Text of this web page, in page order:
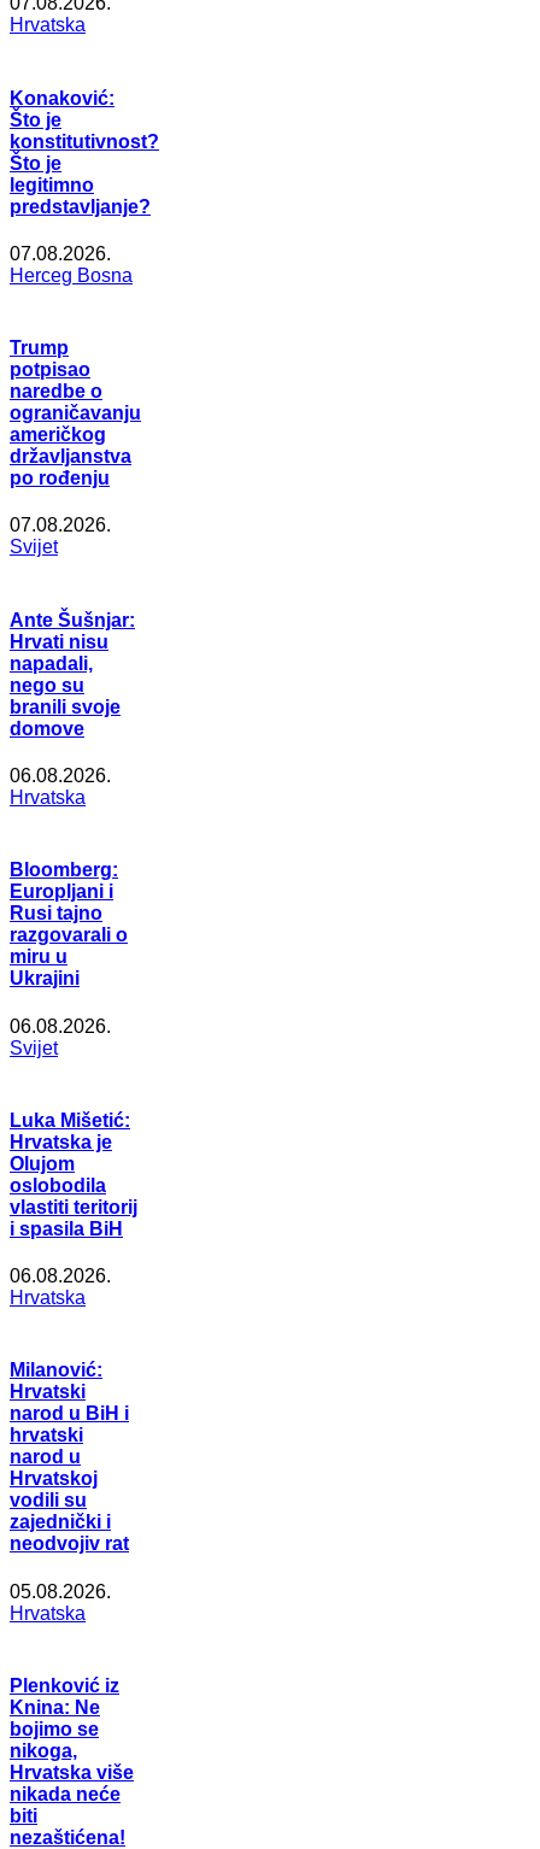
Hrvatska
Konaković:
Što je
konstitutivnost?
Što je
legitimno
predstavljanje?
07.08.2026.
Herceg Bosna
Trump
potpisao
naredbe o
ograničavanju
američkog
državljanstva
po rođenju
07.08.2026.
Svijet
Ante Šušnjar:
Hrvati nisu
napadali,
nego su
branili svoje
domove
06.08.2026.
Hrvatska
Bloomberg:
Europljani i
Rusi tajno
razgovarali o
miru u
Ukrajini
06.08.2026.
Svijet
Luka Mišetić:
Hrvatska je
Olujom
oslobodila
vlastiti teritorij
i spasila BiH
06.08.2026.
Hrvatska
Milanović:
Hrvatski
narod u BiH i
hrvatski
narod u
Hrvatskoj
vodili su
zajednički i
neodvojiv rat
05.08.2026.
Hrvatska
Plenković iz
Knina: Ne
bojimo se
nikoga,
Hrvatska više
nikada neće
biti
nezaštićena!